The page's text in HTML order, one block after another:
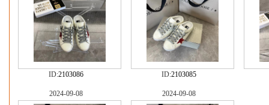
ID:2103086 ID:2103085
2024-09-08 2024-09-08